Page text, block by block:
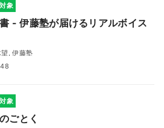
象
- 伊藤塾が届けるリアルボイス
, 伊藤塾
象
ごとく